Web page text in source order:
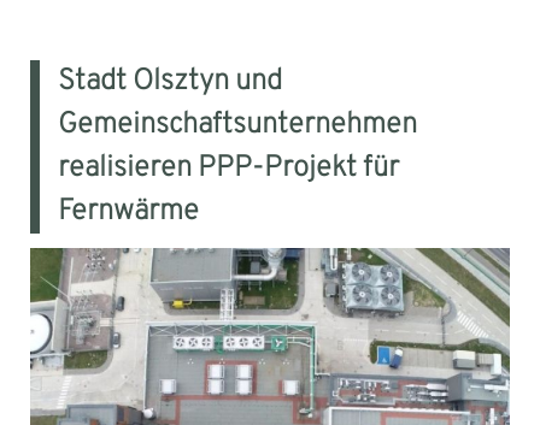
Stadt Olsztyn und
Gemeinschaftsunternehmen
realisieren PPP-Projekt für
Fernwärme